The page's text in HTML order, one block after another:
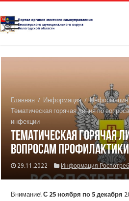
Главная / Информация / Информация
Тематическая горячая линия по
инфекции
Тематическая горячая
вопросам
29.11.2022 Информация
Внимание!С 25 ноября по 5 декабря